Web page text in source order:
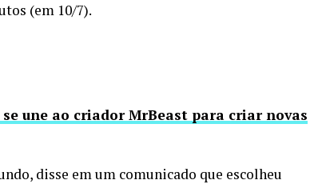
(em 10/7).
une ao criador MrBeast para criar novas
disse em um comunicado que escolheu